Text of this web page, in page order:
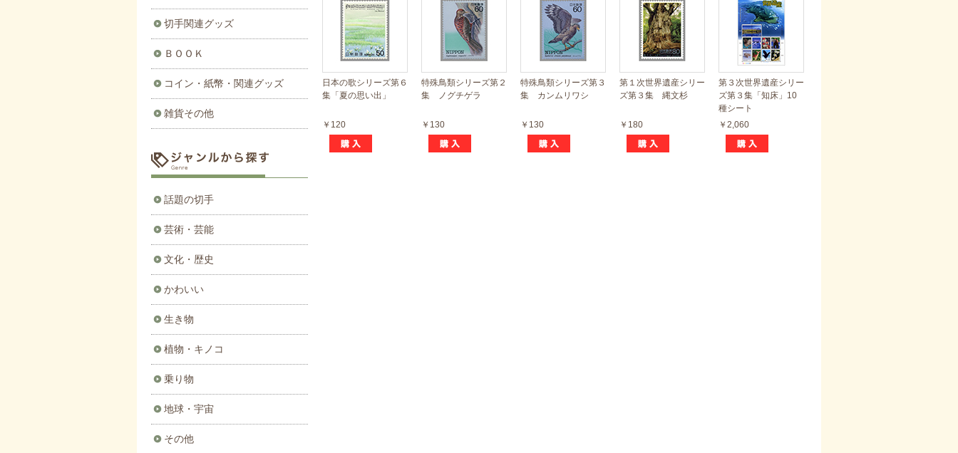
日本の歌シリーズ第６
集「夏の思い出」
￥120
特殊鳥類シリーズ第２
集 ノグチゲラ
￥130
特殊鳥類シリーズ第３
集 カンムリワシ
￥130
第１次世界遺産シリー
ズ第３集 縄文杉
￥180
第３次世界遺産シリー
ズ第３集「知床」10
種シート
￥2,060
切手関連グッズ
ＢＯＯＫ
コイン・紙幣・関連グッズ
雑貨その他
話題の切手
芸術・芸能
文化・歴史
かわいい
生き物
植物・キノコ
乗り物
地球・宇宙
その他